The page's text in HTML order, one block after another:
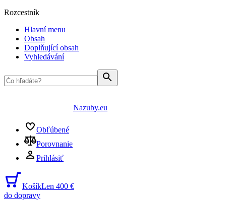
Rozcestník
Hlavní menu
Obsah
Doplňující obsah
Vyhledávání
Nazuby.eu
Obľúbené
Porovnanie
Prihlásiť
KošíkLen 400 €
do dopravy